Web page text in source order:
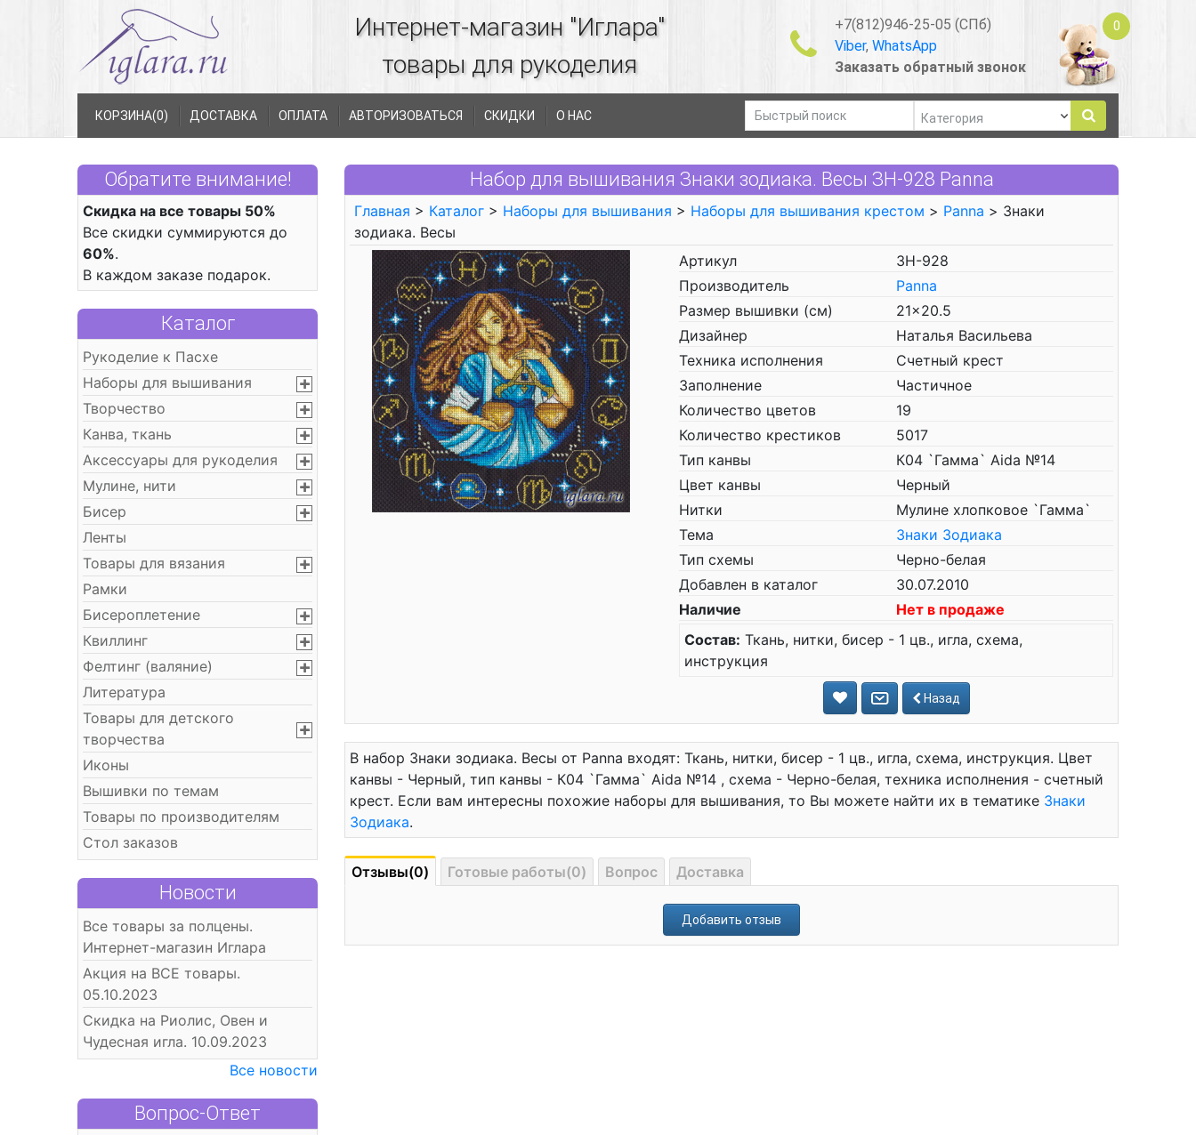
Интернет-магазин "Иглара"
товары для рукоделия
+7(812)946-25-05 (СПб)
Viber, WhatsApp
Заказать обратный звонок
0
КОРЗИНА(0) ДОСТАВКА ОПЛАТА АВТОРИЗОВАТЬСЯ СКИДКИ О НАС
Обратите внимание!
Скидка на все товары 50%
Все скидки суммируются до
60%.
В каждом заказе подарок.
Каталог
Рукоделие к Пасхе
Наборы для вышивания
Творчество
Канва, ткань
Аксессуары для рукоделия
Мулине, нити
Бисер
Ленты
Товары для вязания
Рамки
Бисероплетение
Квиллинг
Фелтинг (валяние)
Литература
Товары для детского
творчества
Иконы
Вышивки по темам
Товары по производителям
Стол заказов
Новости
Все товары за полцены.
Интернет-магазин Иглара
Акция на ВСЕ товары.
05.10.2023
Скидка на Риолис, Овен и
Чудесная игла. 10.09.2023
Все новости
Вопрос-Ответ
Набор для вышивания Знаки зодиака. Весы ЗН-928 Panna
Главная > Каталог > Наборы для вышивания > Наборы для вышивания крестом > Panna > Знаки
зодиака. Весы
Артикул
ЗН-928
Производитель
Panna
Размер вышивки (см)
21x20.5
Дизайнер
Наталья Васильева
Техника исполнения
Счетный крест
Заполнение
Частичное
Количество цветов
19
Количество крестиков
5017
Тип канвы
К04 `Гамма` Aida №14
Цвет канвы
Черный
Нитки
Мулине хлопковое `Гамма`
Тема
Знаки Зодиака
Тип схемы
Черно-белая
Добавлен в каталог
30.07.2010
Наличие
Нет в продаже
Состав: Ткань, нитки, бисер - 1 цв., игла, схема,
инструкция
Назад
В набор Знаки зодиака. Весы от Panna входят: Ткань, нитки, бисер - 1 цв., игла, схема, инструкция. Цвет
канвы - Черный, тип канвы - К04 `Гамма` Aida №14 , схема - Черно-белая, техника исполнения - счетный
крест. Если вам интересны похожие наборы для вышивания, то Вы можете найти их в тематике Знаки
Зодиака.
Отзывы(0) Готовые работы(0) Вопрос Доставка
Добавить отзыв